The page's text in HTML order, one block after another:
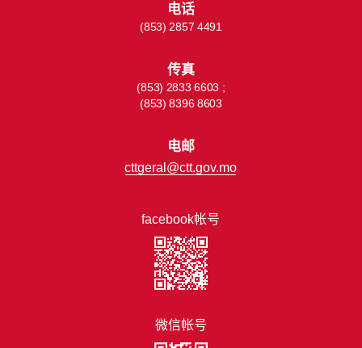
facebook帐号
微信帐号
电话
(853) 2857 4491
传真
(853) 2833 6603 ;
(853) 8396 8603
电邮
cttgeral@ctt.gov.mo